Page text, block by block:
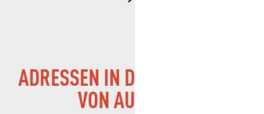
ADRESSEN IN DER UMGEBUNG
VON AUBAGNE